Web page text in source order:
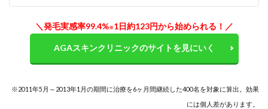
は？
福岡
ク9
＼発毛実感率99.4%※ 1日約123円から始められる！／
AGAスキンクリニックのサイトを見にいく
※2011年5月～2013年1月の期間に治療を6ヶ月間継続した400名を対象に算出。効果
には個人差があります。